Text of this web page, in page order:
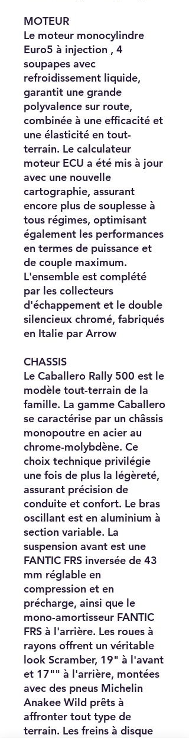
MOTEUR
Le moteur monocylindre
Euro5 à injection , 4
soupapes avec
refroidissement liquide,
garantit une grande
polyvalence sur route,
combinée à une efficacité et
une élasticité en tout-
terrain. Le calculateur
moteur ECU a été mis à jour
avec une nouvelle
cartographie, assurant
encore plus de souplesse à
tous régimes, optimisant
également les performances
en termes de puissance et
de couple maximum.
L'ensemble est complété
par les collecteurs
d'échappement et le double
silencieux chromé, fabriqués
en Italie par Arrow
CHASSIS
Le Caballero Rally 500 est le
modèle tout-terrain de la
famille. La gamme Caballero
se caractérise par un châssis
monopoutre en acier au
chrome-molybdène. Ce
choix technique privilégie
une fois de plus la légèreté,
assurant précision de
conduite et confort. Le bras
oscillant est en aluminium à
section variable. La
suspension avant est une
FANTIC FRS inversée de 43
mm réglable en
compression et en
précharge, ainsi que le
mono-amortisseur FANTIC
FRS à l'arrière. Les roues à
rayons offrent un véritable
look Scramber, 19" à l'avant
et 17"" à l'arrière, montées
avec des pneus Michelin
Anakee Wild prêts à
affronter tout type de
terrain. Les freins à disque